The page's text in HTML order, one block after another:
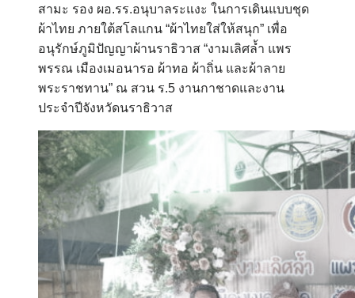
สามะ รอง ผอ.รร.อนุบาลระแงะ ในการเดินแบบชุด
ผ้าไทย ภายใต้สโลแกน “ผ้าไทยใส่ให้สนุก” เพื่อ
อนุรักษ์ภูมิปัญญาผ้านราธิวาส “งามเลิศล้ำ แพร
พรรณ เมืองเมอนารอ ผ้าทอ ผ้าถิ่น และผ้าลาย
พระราชทาน” ณ สวน ร.5 งานกาชาดและงาน
ประจำปีจังหวัดนราธิวาส